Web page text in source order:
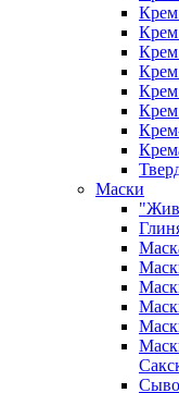
Крем
Крем
Крем
Маски